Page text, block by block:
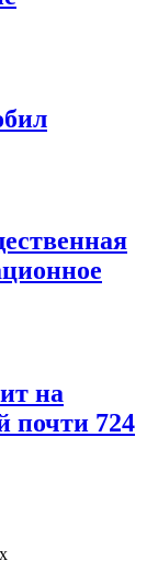
на
почти 724